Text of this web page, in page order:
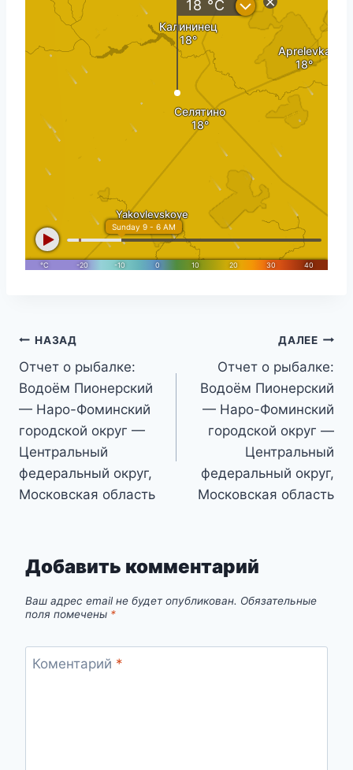
Навигация
по
записям
НАЗАД
Отчет о рыбалке:
Водоём Пионерский
— Наро-Фоминский
городской округ —
Центральный
федеральный округ,
Московская область
ДАЛЕЕ
Отчет о рыбалке:
Водоём Пионерский
— Наро-Фоминский
городской округ —
Центральный
федеральный округ,
Московская область
Добавить комментарий
Ваш адрес email не будет опубликован. Обязательные
поля помечены *
Коментарий *